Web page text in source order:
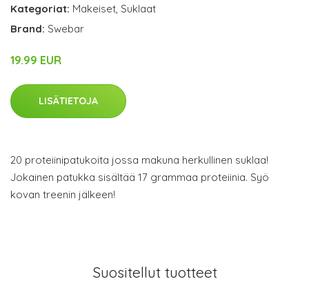
Kategoriat: Makeiset, Suklaat
Brand: Swebar
19.99 EUR
LISÄTIETOJA
20 proteiinipatukoita jossa makuna herkullinen suklaa!
Jokainen patukka sisältää 17 grammaa proteiinia. Syö
kovan treenin jälkeen!
Suositellut tuotteet